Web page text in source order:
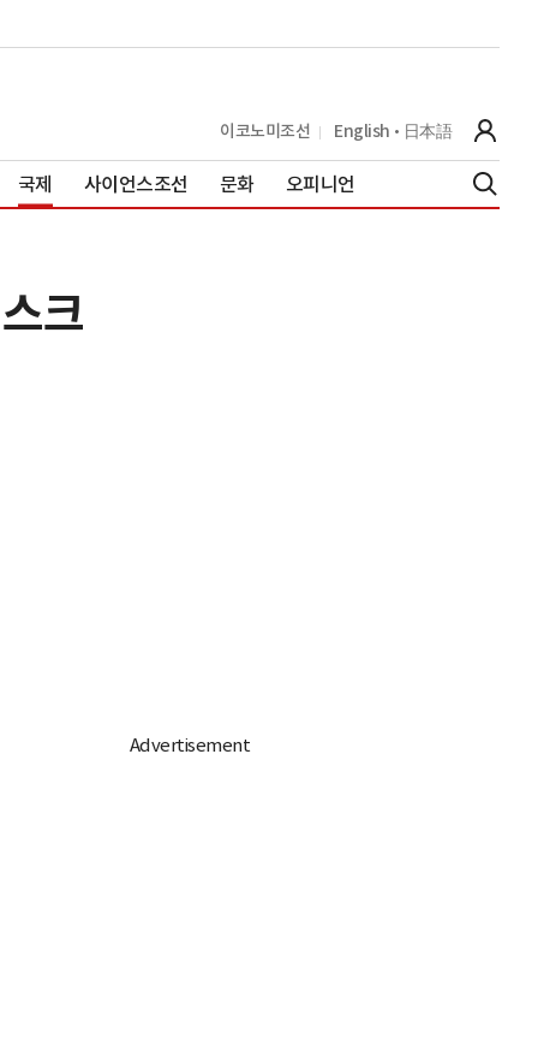
이코노미조선 English 日本語
국제 사이언스조선 문화 오피니언
크